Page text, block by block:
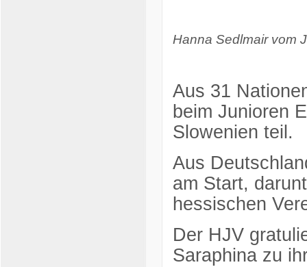
Hanna Sedlmair
Aus 31
beim Junioren
Slowenien teil.
Aus
am Start,
hessischen
Der HJV
Saraphina zu